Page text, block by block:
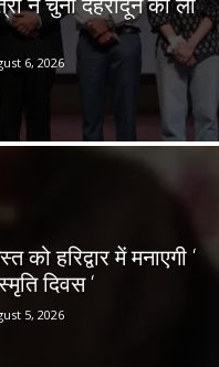
6, 2026
हरिद्वार में मनाएगी ‘
दिवस ‘
5, 2026